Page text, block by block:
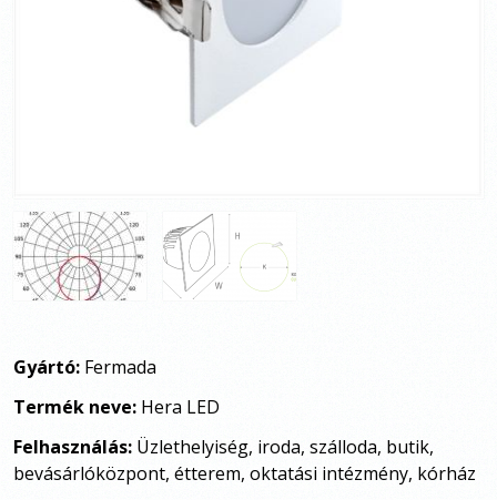
Gyártó: Fermada
Termék neve: Hera LED
Felhasználás: Üzlethelyiség, iroda, szálloda, butik,
bevásárlóközpont, étterem, oktatási intézmény, kórház